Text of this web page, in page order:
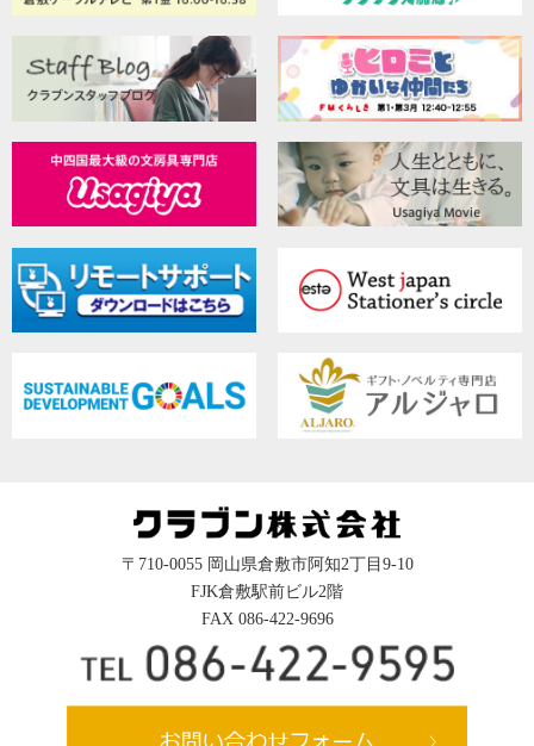
〒710-0055 岡山県倉敷市阿知2丁目9-10
FJK倉敷駅前ビル2階
FAX 086-422-9696